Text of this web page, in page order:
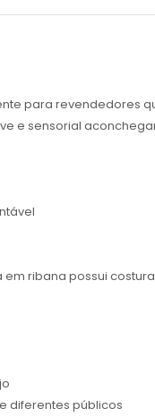
para revendedores
e sensorial
ribana possui
diferentes públicos